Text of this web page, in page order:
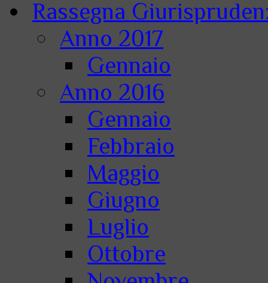
Rassegna
Anno 2017
Gennaio
Anno 2016
Gennaio
Febbraio
Maggio
Giugno
Luglio
Ottobre